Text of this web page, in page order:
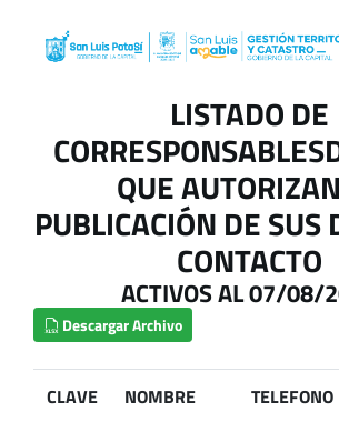
LISTADO DE
QUE
PUBLICACIÓN DE SUS
CONTACTO
ACTIVOS AL 07/08/
Descargar Archivo
CLAVE NOMBRE TELEFONO